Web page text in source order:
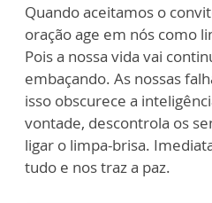
Quando aceitamos o
oração age em nós como
Pois a nossa vida vai
embaçando. As nossas
isso obscurece a
vontade, descontrola os
ligar o limpa-brisa.
tudo e nos traz a paz.